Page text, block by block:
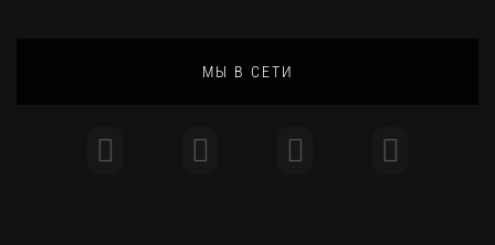
МЫ В СЕТИ